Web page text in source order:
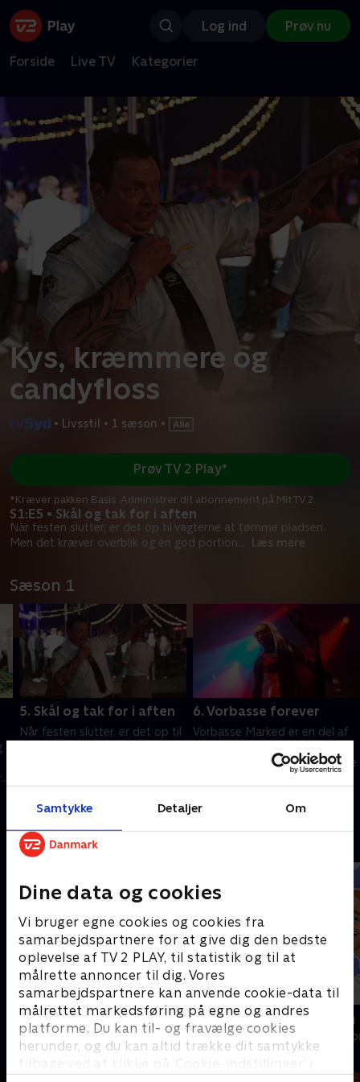
Samtykke Detaljer Om
Dine data og cookies
Vi bruger egne cookies og cookies fra
samarbejdspartnere for at give dig den bedste
oplevelse af TV 2 PLAY, til statistik og til at
målrette annoncer til dig. Vores
samarbejdspartnere kan anvende cookie-data til
målrettet markedsføring på egne og andres
platforme. Du kan til- og fravælge cookies
herunder, og du kan altid trække dit samtykke
tilbage ved at klikke på ’Cookie-indstillinger’ i
Log ind Prøv nu
Forside Live TV Kategorier
Kys, kræmmere og
candyfloss
• Livsstil • 1 sæson •
S1:E5 • Skål og tak for i aften
Når festen slutter, er det op til vagterne at tømme pladsen.
Men det kræver overblik og en god portion... Læs mere
Prøv TV 2 Play*
*Kræver pakken Basis. Administrer dit abonnement på Mit TV 2.
Sæson 1
5. Skål og tak for i aften
Når festen slutter, er det op til
afsted
6. Vorbasse forever
Vorbasse Marked er en del af
knokler de frivillige for at holde
markedet i gang. Og det hele
knald!.
Andre så også
Tre sultne mænd
Livsstil • 1 sæsoner
Fotovognen
Livsstil • 2